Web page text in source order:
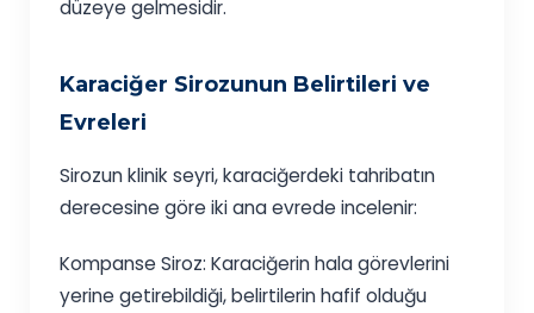
düzeye gelmesidir.
Karaciğer Sirozunun Belirtileri ve
Evreleri
Sirozun klinik seyri, karaciğerdeki tahribatın
derecesine göre iki ana evrede incelenir:
Kompanse Siroz: Karaciğerin hala görevlerini
yerine getirebildiği, belirtilerin hafif olduğu